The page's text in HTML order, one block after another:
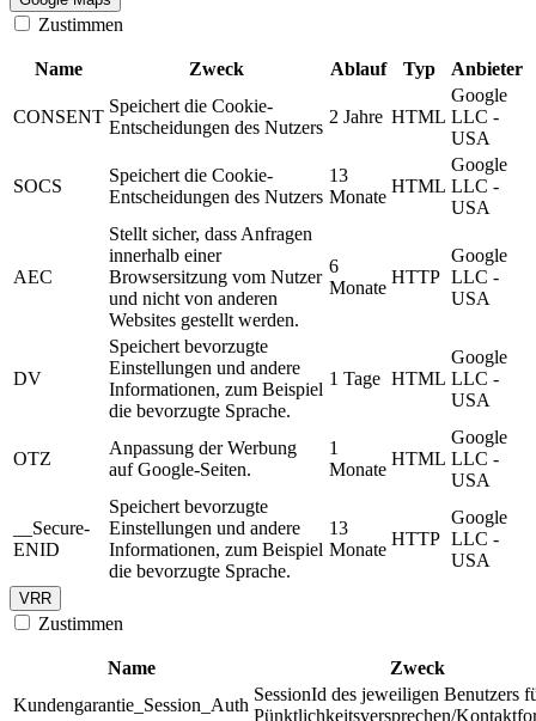
Zustimmen
Name Zweck Ablauf Typ Anbieter
CONSENT
Speichert die Cookie-
Entscheidungen des Nutzers
2 Jahre HTML
Google
LLC -
USA
SOCS
Speichert die Cookie-
Entscheidungen des Nutzers
13
Monate
HTML
Google
LLC -
USA
AEC
Stellt sicher, dass Anfragen
innerhalb einer
Browsersitzung vom Nutzer
und nicht von anderen
Websites gestellt werden.
6
Monate
HTTP
Google
LLC -
USA
DV
Speichert bevorzugte
Einstellungen und andere
Informationen, zum Beispiel
die bevorzugte Sprache.
1 Tage HTML
Google
LLC -
USA
OTZ
Anpassung der Werbung
auf Google-Seiten.
1
Monate
HTML
Google
LLC -
USA
__Secure-
ENID
Speichert bevorzugte
Einstellungen und andere
Informationen, zum Beispiel
die bevorzugte Sprache.
13
Monate
HTTP
Google
LLC -
USA
VRR
Zustimmen
Name
Zweck
Kundengarantie_Session_Auth
SessionId des jeweiligen Benutzers
Pünktlichkeitsversprechen/